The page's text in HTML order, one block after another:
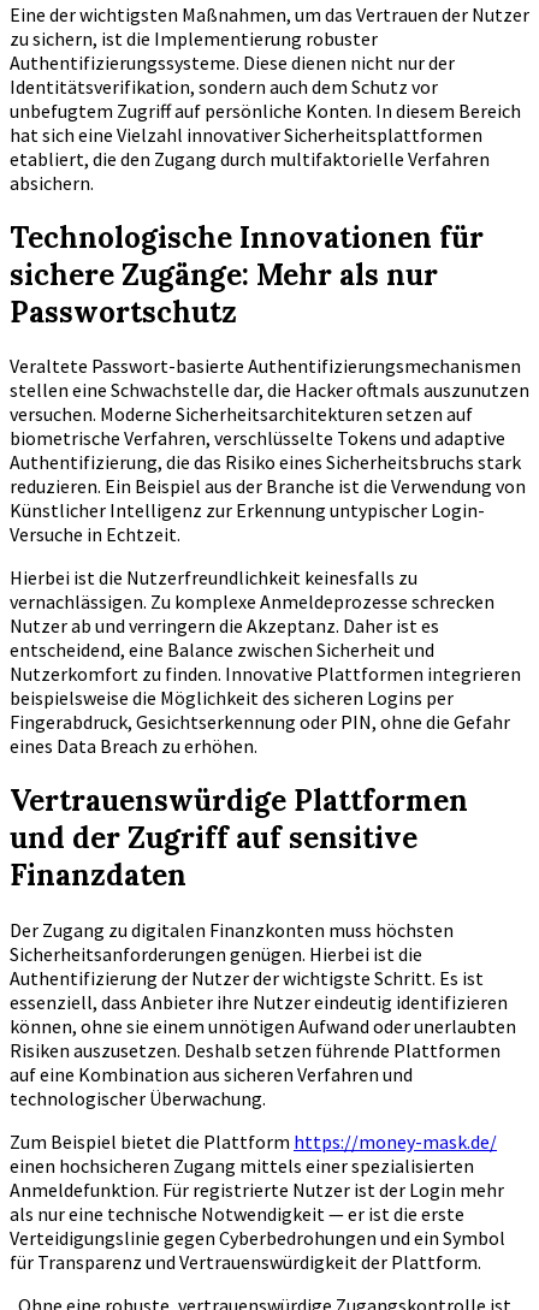
Eine der wichtigsten Maßnahmen, um das Vertrauen der Nutzer
zu sichern, ist die Implementierung robuster
Authentifizierungssysteme. Diese dienen nicht nur der
Identitätsverifikation, sondern auch dem Schutz vor
unbefugtem Zugriff auf persönliche Konten. In diesem Bereich
hat sich eine Vielzahl innovativer Sicherheitsplattformen
etabliert, die den Zugang durch multifaktorielle Verfahren
absichern.
Technologische Innovationen für
sichere Zugänge: Mehr als nur
Passwortschutz
Veraltete Passwort-basierte Authentifizierungsmechanismen
stellen eine Schwachstelle dar, die Hacker oftmals auszunutzen
versuchen. Moderne Sicherheitsarchitekturen setzen auf
biometrische Verfahren, verschlüsselte Tokens und adaptive
Authentifizierung, die das Risiko eines Sicherheitsbruchs stark
reduzieren. Ein Beispiel aus der Branche ist die Verwendung von
Künstlicher Intelligenz zur Erkennung untypischer Login-
Versuche in Echtzeit.
Hierbei ist die Nutzerfreundlichkeit keinesfalls zu
vernachlässigen. Zu komplexe Anmeldeprozesse schrecken
Nutzer ab und verringern die Akzeptanz. Daher ist es
entscheidend, eine Balance zwischen Sicherheit und
Nutzerkomfort zu finden. Innovative Plattformen integrieren
beispielsweise die Möglichkeit des sicheren Logins per
Fingerabdruck, Gesichtserkennung oder PIN, ohne die Gefahr
eines Data Breach zu erhöhen.
Vertrauenswürdige Plattformen
und der Zugriff auf sensitive
Finanzdaten
Der Zugang zu digitalen Finanzkonten muss höchsten
Sicherheitsanforderungen genügen. Hierbei ist die
Authentifizierung der Nutzer der wichtigste Schritt. Es ist
essenziell, dass Anbieter ihre Nutzer eindeutig identifizieren
können, ohne sie einem unnötigen Aufwand oder unerlaubten
Risiken auszusetzen. Deshalb setzen führende Plattformen
auf eine Kombination aus sicheren Verfahren und
technologischer Überwachung.
Zum Beispiel bietet die Plattform https://money-mask.de/
einen hochsicheren Zugang mittels einer spezialisierten
Anmeldefunktion. Für registrierte Nutzer ist der Login mehr
als nur eine technische Notwendigkeit — er ist die erste
Verteidigungslinie gegen Cyberbedrohungen und ein Symbol
für Transparenz und Vertrauenswürdigkeit der Plattform.